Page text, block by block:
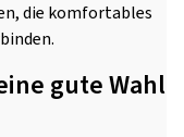
die komfortables
gute Wahl